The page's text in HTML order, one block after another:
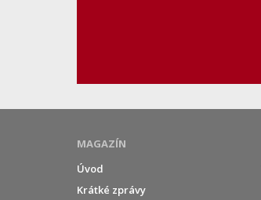
MAGAZÍN
Úvod
Krátké zprávy